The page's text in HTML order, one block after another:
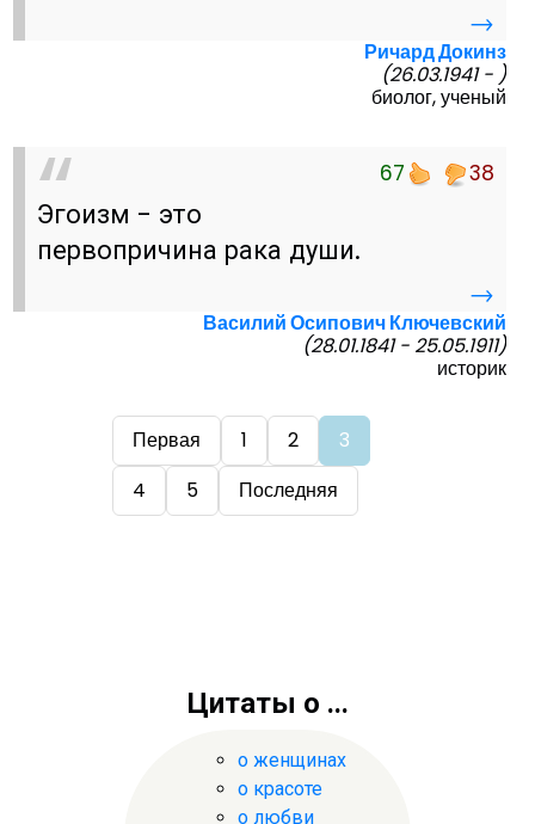
→
Ричард Докинз
(26.03.1941 - )
биолог, ученый
67 38
Эгоизм - это
первопричина рака души.
→
Василий Осипович Ключевский
(28.01.1841 - 25.05.1911)
историк
Первая 1 2
3
4
5 Последняя
Цитаты о ...
о женщинах
о красоте
о любви